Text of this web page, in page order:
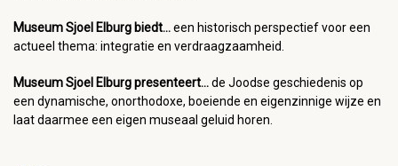
Museum Sjoel Elburg biedt...een historisch perspectief voor een
actueel thema: integratie en verdraagzaamheid.
Museum Sjoel Elburg presenteert...de Joodse geschiedenis op
een dynamische, onorthodoxe, boeiende en eigenzinnige wijze en
laat daarmee een eigen museaal geluid horen.